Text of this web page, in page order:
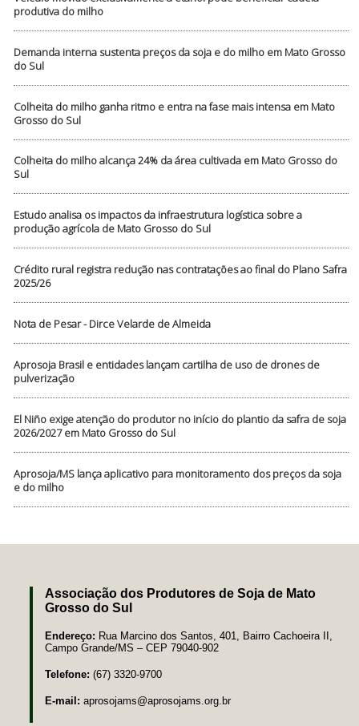
produtiva do milho
Demanda interna sustenta preços da soja e do milho em Mato Grosso
do Sul
Colheita do milho ganha ritmo e entra na fase mais intensa em Mato
Grosso do Sul
Colheita do milho alcança 24% da área cultivada em Mato Grosso do
Sul
Estudo analisa os impactos da infraestrutura logística sobre a
produção agrícola de Mato Grosso do Sul
Crédito rural registra redução nas contratações ao final do Plano Safra
2025/26
Nota de Pesar - Dirce Velarde de Almeida
Aprosoja Brasil e entidades lançam cartilha de uso de drones de
pulverização
El Niño exige atenção do produtor no início do plantio da safra de soja
2026/2027 em Mato Grosso do Sul
Aprosoja/MS lança aplicativo para monitoramento dos preços da soja
e do milho
Associação dos Produtores de Soja de Mato
Grosso do Sul
Endereço: Rua Marcino dos Santos, 401, Bairro Cachoeira II,
Campo Grande/MS – CEP 79040-902
Telefone: (67) 3320-9700
E-mail: aprosojams@aprosojams.org.br